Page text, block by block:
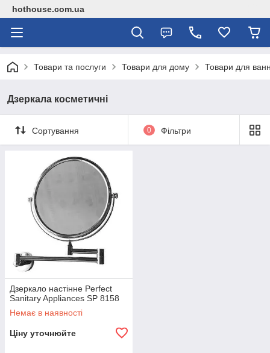
hothouse.com.ua
Товари та послуги Товари для дому Товари для
Дзеркала косметичні
Сортування 0 Фільтри
Дзеркало настінне Perfect
Sanitary Appliances SP 8158
Немає в наявності
Ціну уточнюйте